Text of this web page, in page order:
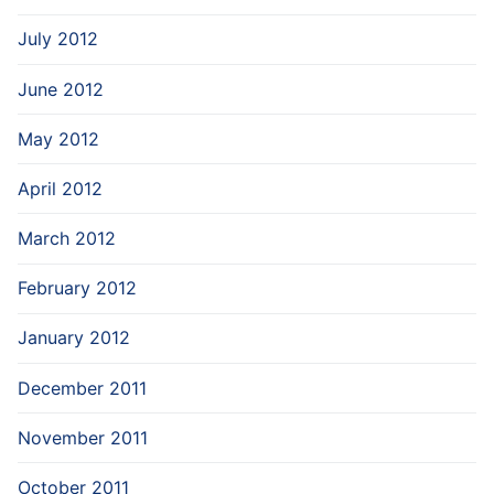
July 2012
June 2012
May 2012
April 2012
March 2012
February 2012
January 2012
December 2011
November 2011
October 2011